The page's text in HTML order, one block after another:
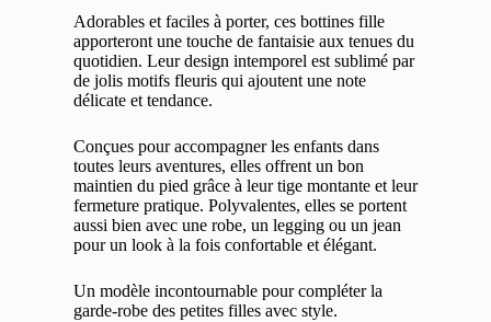
Adorables et faciles à porter, ces bottines fille
apporteront une touche de fantaisie aux tenues du
quotidien. Leur design intemporel est sublimé par
de jolis motifs fleuris qui ajoutent une note
délicate et tendance.
Conçues pour accompagner les enfants dans
toutes leurs aventures, elles offrent un bon
maintien du pied grâce à leur tige montante et leur
fermeture pratique. Polyvalentes, elles se portent
aussi bien avec une robe, un legging ou un jean
pour un look à la fois confortable et élégant.
Un modèle incontournable pour compléter la
garde-robe des petites filles avec style.